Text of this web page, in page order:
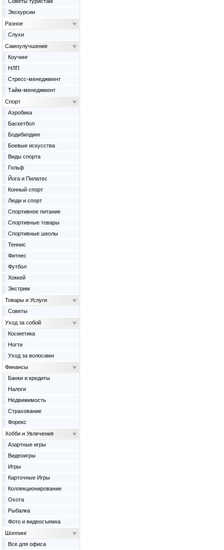
Экскурсии
Разное
Слухи
Самоулучшение
Коучинг
НЛП
Стресс-менеджмент
Тайм-менеджмент
Спорт
Аэробика
Баскетбол
Бодибилдинг
Боевые искусства
Виды спорта
Гольф
Йога и Пилатес
Конный спорт
Люди и спорт
Спортивное питание
Спортивные товары
Спортивные школы
Теннис
Фитнес
Футбол
Хоккей
Экстрим
Товары и Услуги
Советы
Уход за собой
Косметика
Ногти
Уход за волосами
Финансы
Банки и кредиты
Налоги
Недвижимость
Страхование
Форекс
Хобби и Увлечения
Азартные игры
Видеоигры
Игры
Карточные Игры
Коллекционирование
Охота
Рыбалка
Фото и видеосъемка
Шоппинг
Все для офиса